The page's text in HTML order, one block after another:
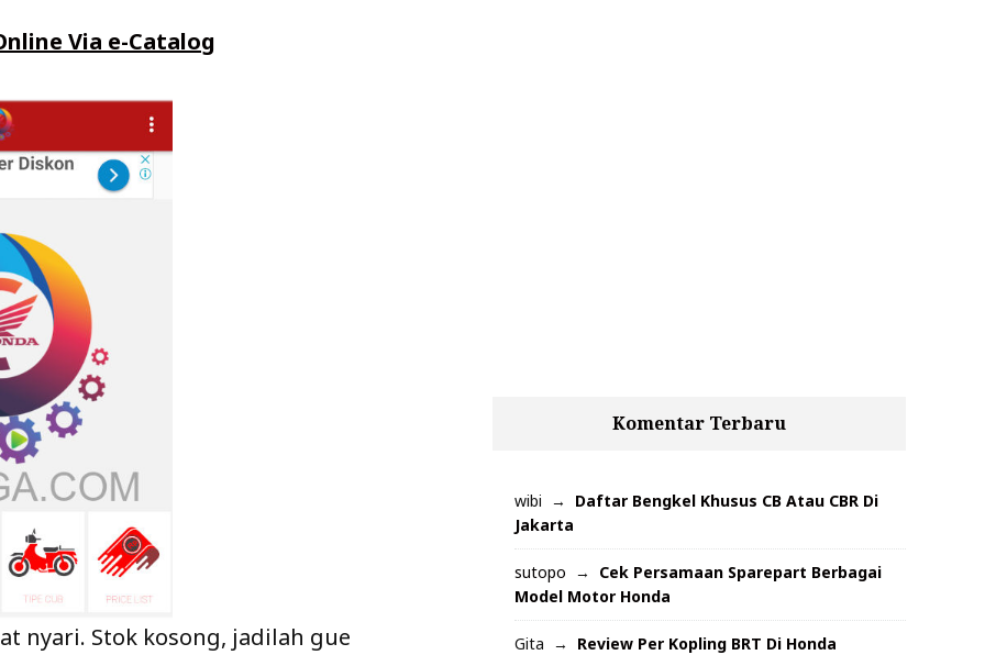
Via e-Catalog
nyari. Stok kosong, jadilah gue
Komentar Terbaru
wibi
Daftar Bengkel Khusus CB Atau CBR Di
Jakarta
sutopo
Cek Persamaan Sparepart Berbagai
Model Motor Honda
Gita
Review Per Kopling BRT Di Honda